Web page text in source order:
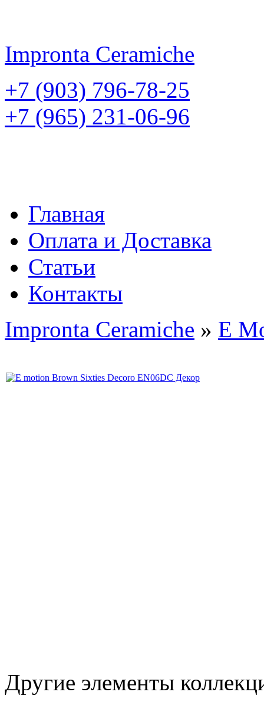
Impronta Ceramiche
+7 (903) 796-78-25
+7 (965) 231-06-96
Главная
Оплата и Доставка
Статьи
Контакты
Impronta Ceramiche » E
Другие элементы